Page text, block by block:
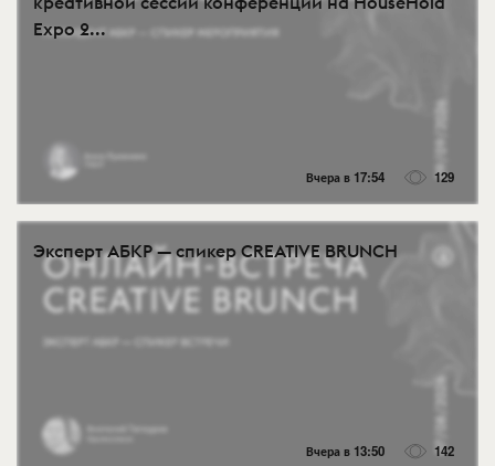
Expo 2...
Вчера в 17:54 129
Эксперт АБКР — спикер CREATIVE BRUNCH
Вчера в 13:50 142